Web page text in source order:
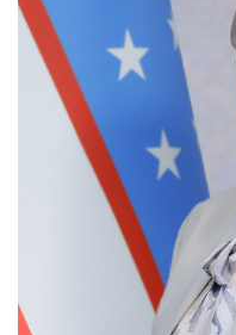
поголовья скота без
базы приводит к росту